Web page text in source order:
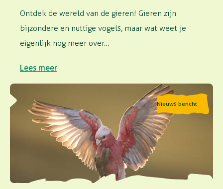
Ontdek de wereld van de gieren! Gieren zijn
bijzondere en nuttige vogels, maar wat weet je
eigenlijk nog meer over…
Lees meer
Nieuws bericht
Lees meer over Vinden vogels het leuk om te vliegen?